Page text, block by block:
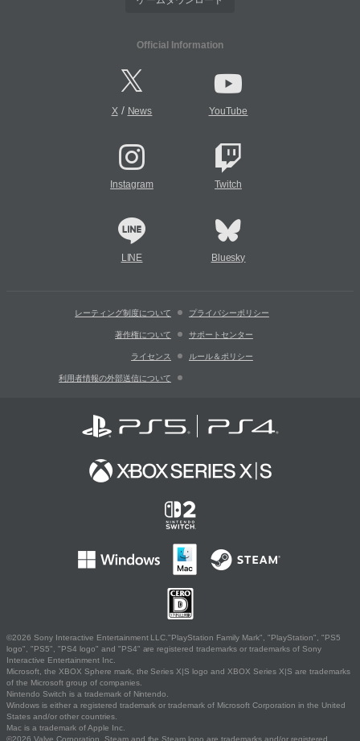
Official Information
X/ News YouTube
Instagram Twitch
LINE Bluesky
レーティング制度について プライバシーポリシー
著作権について サポートセンター
ライセンス ルール＆ポリシー
利用者情報の外部送信について
©2026 Sony Interactive Entertainment LLC."PlayStation Family Mark", "PlayStation", "PS5
logo", "PS5", "PS4 logo" and "PS4" are registered trademarks or trademarks of Sony
Interactive Entertainment Inc.
Microsoft, the XBOX Sphere mark, the Series X|S logo and XBOX Series X|S are trademarks
of the Microsoft group of companies.
Nintendo Switch is a trademark of Nintendo.
Windows is either a registered trademark or trademark of Microsoft Corporation in the United
States and/or other countries.
Mac is a trademark of Apple Inc.
©2026 Valve Corporation. Steam and the Steam logo are trademarks and/or registered